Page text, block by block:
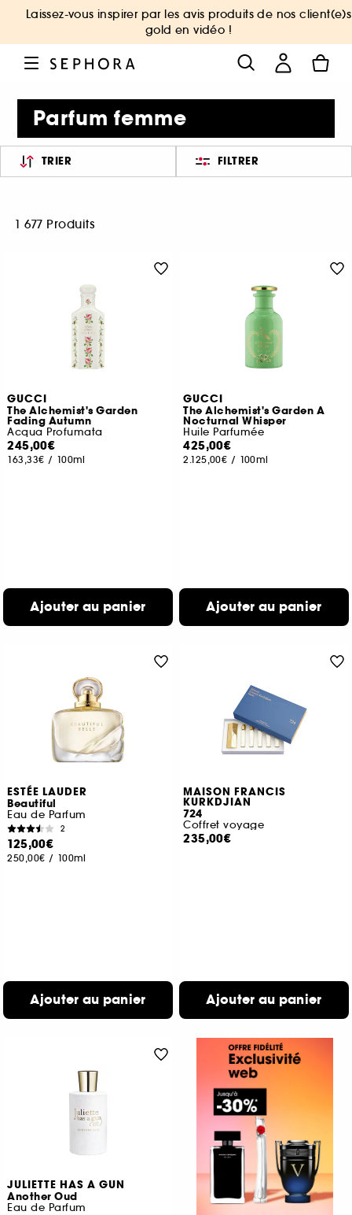
Laissez-vous inspirer par les avis produits de nos client(e)s
gold en vidéo !
Parfum femme
TRIER FILTRER
1 677 Produits
GUCCI
The Alchemist's Garden
Fading Autumn
Acqua Profumata
245,00€
163,33€ / 100ml
Ajouter au panier
GUCCI
The Alchemist's Garden A
Nocturnal Whisper
Huile Parfumée
425,00€
2.125,00€ / 100ml
Ajouter au panier
ESTÉE LAUDER
Beautiful
Eau de Parfum
2
125,00€
250,00€ / 100ml
Ajouter au panier
MAISON FRANCIS
KURKDJIAN
724
Coffret voyage
235,00€
Ajouter au panier
JULIETTE HAS A GUN
Another Oud
Eau de Parfum